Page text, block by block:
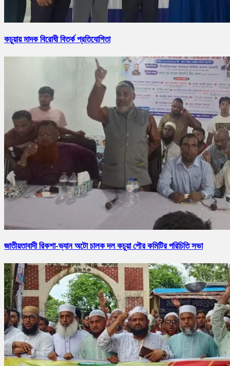
কচুয়ায় মাদক বিরোধী বিতর্ক প্রতিযোগিতা
জাতীয়তাবাদী রিকশা-ভ্যান অটো চালক দল কচুয়া পৌর কমিটির পরিচিতি সভা